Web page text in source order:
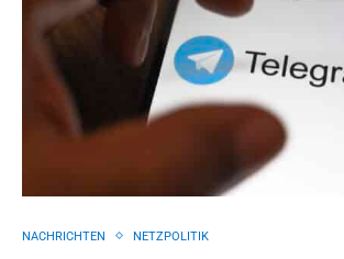
NACHRICHTEN NETZPOLITIK